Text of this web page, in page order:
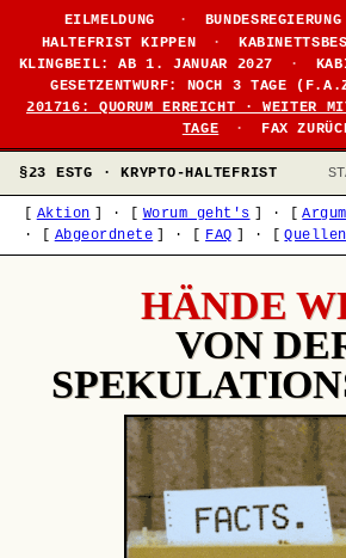
EILMELDUNG ·
HALTEFRIST KIPPEN
·
KLINGBEIL: AB 1. JANUAR 2027
·
GESETZENTWURF: NOCH 3 TAGE
201716: QUORUM ERREICHT · WEITER
TAGE
· FAX
§23 ESTG · KRYPTO-HALTEFRIST
Aktion · Worum geht's ·
·
Abgeordnete · FAQ · Quellen
HÄNDE
VON